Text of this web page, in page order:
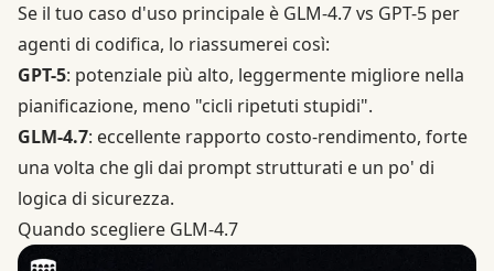
Se il tuo caso d'uso principale è GLM-4.7 vs GPT-5 per
agenti di codifica, lo riassumerei così:
GPT-5: potenziale più alto, leggermente migliore nella
pianificazione, meno "cicli ripetuti stupidi".
GLM-4.7: eccellente rapporto costo-rendimento, forte
una volta che gli dai prompt strutturati e un po' di
logica di sicurezza.
Quando scegliere GLM-4.7